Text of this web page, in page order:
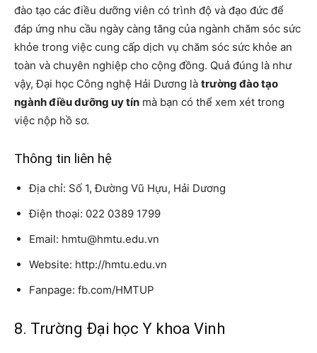
đào tạo các điều dưỡng viên có trình độ và đạo đức để
đáp ứng nhu cầu ngày càng tăng của ngành chăm sóc sức
khỏe trong việc cung cấp dịch vụ chăm sóc sức khỏe an
toàn và chuyên nghiệp cho cộng đồng. Quả đúng là như
vậy, Đại học Công nghệ Hải Dương là trường đào tạo
ngành điều dưỡng uy tín mà bạn có thể xem xét trong
việc nộp hồ sơ.
Thông tin liên hệ
Địa chỉ: Số 1, Đường Vũ Hựu, Hải Dương
Điện thoại: 022 0389 1799
Email: hmtu@hmtu.edu.vn
Website: http://hmtu.edu.vn
Fanpage: fb.com/HMTUP
8. Trường Đại học Y khoa Vinh